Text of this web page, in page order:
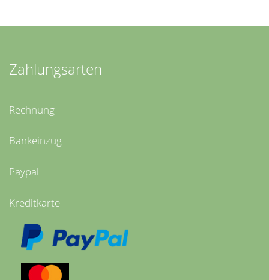
Zahlungsarten
Rechnung
Bankeinzug
Paypal
Kreditkarte